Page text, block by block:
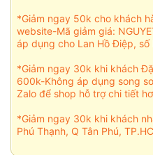
*Giảm ngay 50k cho khách
website-Mã giảm giá:
áp dụng cho Lan Hồ Điệp, số
*Giảm ngay 30k khi khách
600k-Không áp dụng song
Zalo để shop hỗ trợ chi tiết
*Giảm ngay 30k khi khách
Phú Thạnh, Q Tân Phú,